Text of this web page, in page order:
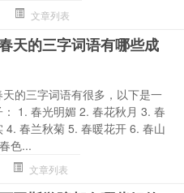
文章列表
天的三字词语有哪些成
天的三字词语有很多，以下是一
： 1. 春光明媚 2. 春花秋月 3. 春
4. 春兰秋菊 5. 春暖花开 6. 春山
色...
文章列表